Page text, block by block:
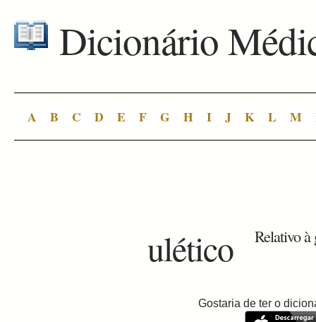
Dicionário
A B C D E F G H I J K L M
ulético Relativo à
Gostaria de ter o